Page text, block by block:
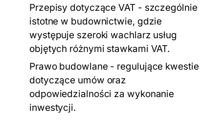
Przepisy dotyczące VAT - szczególnie
istotne w budownictwie, gdzie
występuje szeroki wachlarz usług
objętych różnymi stawkami VAT.
Prawo budowlane - regulujące kwestie
dotyczące umów oraz
odpowiedzialności za wykonanie
inwestycji.